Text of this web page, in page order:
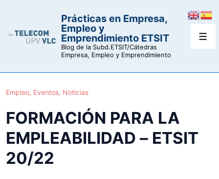
Prácticas en Empresa,
Empleo y
Emprendimiento ETSIT
Blog de la Subd.ETSIT/Cátedras
Empresa, Empleo y Emprendimiento
Empleo, Eventos, Noticias
FORMACIÓN PARA LA
EMPLEABILIDAD – ETSIT
20/22